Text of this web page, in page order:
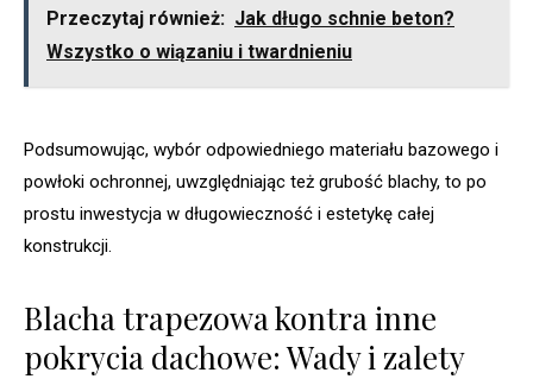
Przeczytaj również: Jak długo schnie beton?
Wszystko o wiązaniu i twardnieniu
Podsumowując, wybór odpowiedniego materiału bazowego i
powłoki ochronnej, uwzględniając też grubość blachy, to po
prostu inwestycja w długowieczność i estetykę całej
konstrukcji.
Blacha trapezowa kontra inne
pokrycia dachowe: Wady i zalety